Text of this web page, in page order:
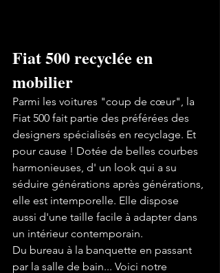
Fiat 500 recyclée en
mobilier
Parmi les voitures "coup de cœur", la
Fiat 500 fait partie des préférées des
designers spécialisés en recyclage. Et
pour cause ! Dotée de belles courbes
harmonieuses, d' un look qui a su
séduire générations après générations,
elle est intemporelle. Elle dispose
aussi d'une taille facile à adapter dans
un intérieur contemporain.
Du bureau à la banquette en passant
par la salle de bain... Voici notre